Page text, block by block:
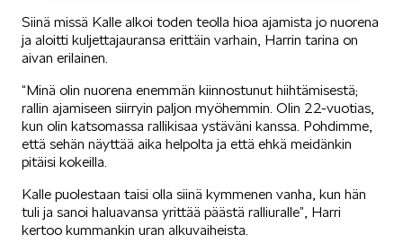
PEAQ
Siinä missä Kalle alkoi toden teolla hioa ajamista jo nuorena
ja aloitti kuljettajauransa erittäin varhain, Harrin tarina on
aivan erilainen.
“Minä olin nuorena enemmän kiinnostunut hiihtämisestä;
rallin ajamiseen siirryin paljon myöhemmin. Olin 22-vuotias,
kun olin katsomassa rallikisaa ystäväni kanssa. Pohdimme,
että sehän näyttää aika helpolta ja että ehkä meidänkin
pitäisi kokeilla.
Kalle puolestaan taisi olla siinä kymmenen vanha, kun hän
tuli ja sanoi haluavansa yrittää päästä ralliuralle”, Harri
kertoo kummankin uran alkuvaiheista.